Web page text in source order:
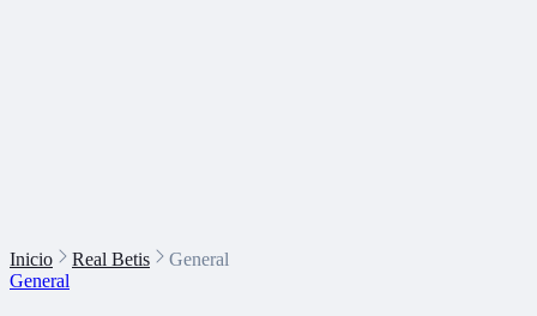
Inicio Real Betis
General
General